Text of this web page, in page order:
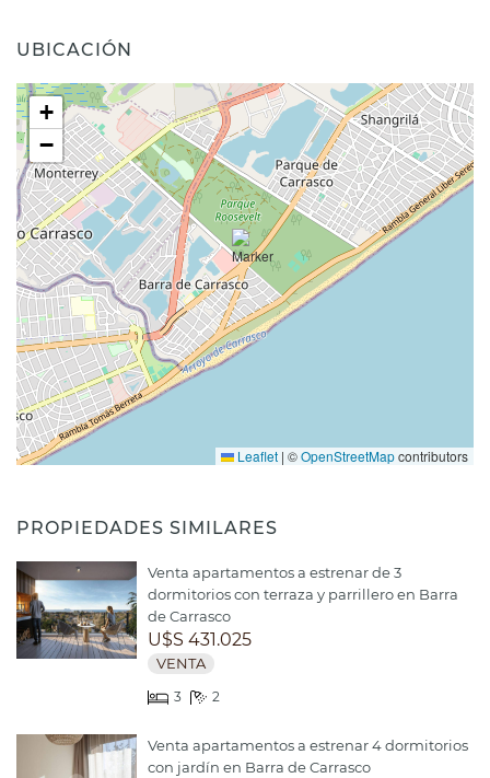
UBICACIÓN
+
−
Leaflet | ©OpenStreetMapcontributors
PROPIEDADES SIMILARES
Venta apartamentos a estrenar de 3
dormitorios con terraza y parrillero en Barra
de Carrasco
U$S 431.025
VENTA
3 2
Venta apartamentos a estrenar 4 dormitorios
con jardín en Barra de Carrasco